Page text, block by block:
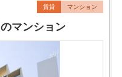
賃貸 マンション
マンション